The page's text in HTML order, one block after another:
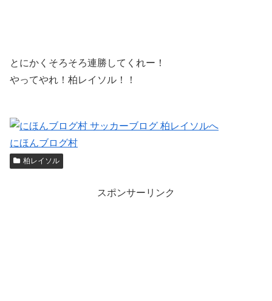
とにかくそろそろ連勝してくれー！
やってやれ！柏レイソル！！
にほんブログ村
柏レイソル
スポンサーリンク